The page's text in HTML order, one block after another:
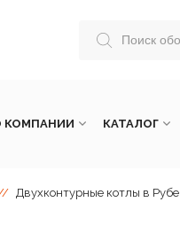
КОМПАНИИ КАТАЛОГ
Двухконтурные котлы в Рубе